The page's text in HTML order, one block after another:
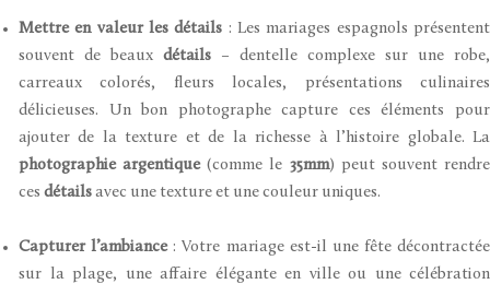
Mettre en valeur les détails : Les mariages espagnols présentent
souvent de beaux détails – dentelle complexe sur une robe,
carreaux colorés, fleurs locales, présentations culinaires
délicieuses. Un bon photographe capture ces éléments pour
ajouter de la texture et de la richesse à l’histoire globale. La
photographie argentique(comme le 35mm) peut souvent rendre
ces détails avec une texture et une couleur uniques.
Capturer l’ambiance: Votre mariage est-il une fête décontractée
sur la plage, une affaire élégante en ville ou une célébration